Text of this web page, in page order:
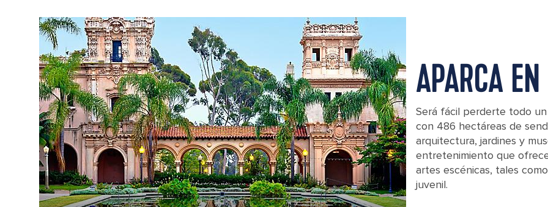
APARCA
Será fácil perderte todo
con 486 hectáreas de
arquitectura, jardines y
entretenimiento que
artes escénicas, tales
juvenil.